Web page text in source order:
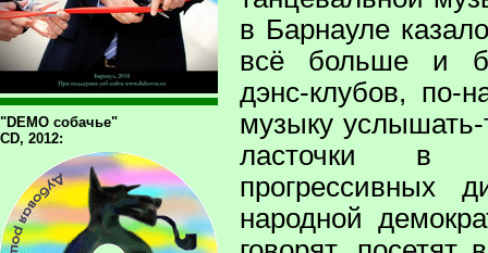
"DEMO собачье"
CD, 2012:
в Барнауле
всё больше и
дэнс-клубов, по-
музыку
ласточки в
прогрессивных
народной